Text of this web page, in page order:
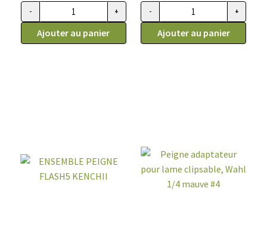
quantité de 6 Peignes magnétiques pour lame 5 en 1 Wahl
- +
Ajouter au panier
quantité de Ensemble de 8
- +
Ajouter au panier